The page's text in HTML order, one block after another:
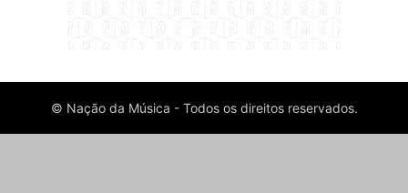
© Nação da Música - Todos os direitos reservados.